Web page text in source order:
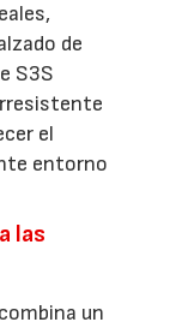
de
S3S
el
entorno
las
un